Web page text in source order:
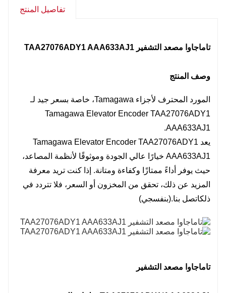
من الباب إلى الباب (الخط الاحترافي بما في ذلك
وقطر وغيرها) وأمريكا الجنوبية وتشيلي والمكسيك.
تفاصيل المنتج
تاماجاوا مصعد التشفير TAA27076ADY1 AAA633AJ1
وصف المنتج
المورد المحترف لأجزاء Tamagawa، خاصة بسعر جيد لـ
Tamagawa Elevator Encoder TAA27076ADY1
AAA633AJ1.
يعد Tamagawa Elevator Encoder TAA27076ADY1
AAA633AJ1 خيارًا عالي الجودة وموثوقًا لأنظمة المصاعد،
حيث يوفر أداءً ممتازًا وكفاءة ومتانة. إذا كنت تريد معرفة
المزيد عن ذلك، تحقق من المخزون أو السعر، فلا تتردد في
ذلكاتصل بنا.(بنفسجي)
تاماجاوا مصعد التشفير